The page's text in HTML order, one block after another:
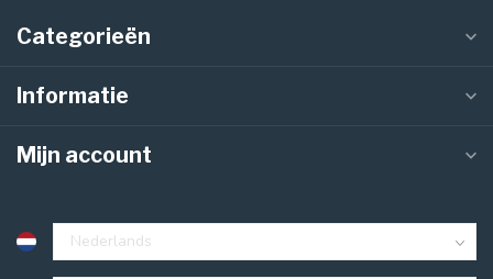
Categorieën
Informatie
Mijn account